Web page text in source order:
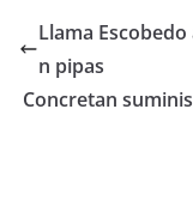
e
b
o
er
Llama
n pipas
Concretan